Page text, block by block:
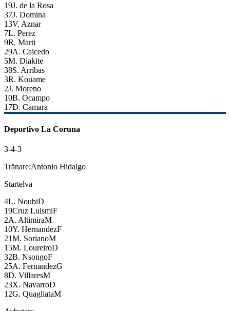
19J. de la Rosa
37J. Domina
13V. Aznar
7L. Perez
9R. Marti
29A. Caicedo
5M. Diakite
38S. Arribas
3R. Kouame
2J. Moreno
10B. Ocampo
17D. Camara
Deportivo La Coruna
3-4-3
Tränare:Antonio Hidalgo
Startelva
4L. NoubiD
19Cruz LuismiF
2A. AltimiraM
10Y. HernandezF
21M. SorianoM
15M. LoureiroD
32B. NsongoF
25A. FernandezG
8D. VillaresM
23X. NavarroD
12G. QuagliataM